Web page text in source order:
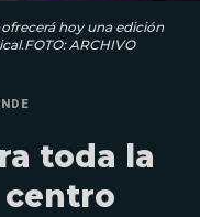
hoy una edición
ARCHIVO
toda la